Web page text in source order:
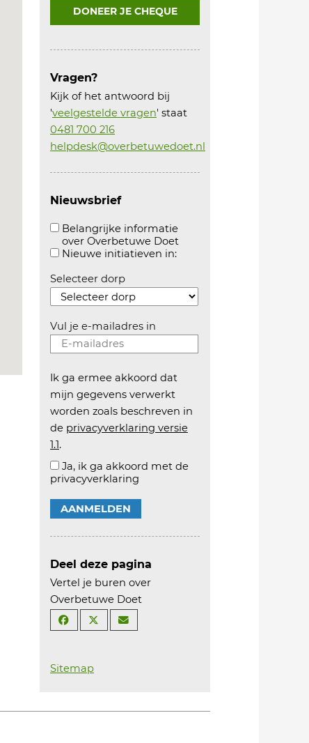
DONEER JE CHEQUE
Vragen?
Kijk of het antwoord bij
'veelgestelde vragen' staat
0481 700 216
helpdesk@overbetuwedoet.nl
Nieuwsbrief
Belangrijke informatie
over Overbetuwe Doet
Aanvinken om belangrijke informatie over
Nieuwe initiatieven in:Aanvinken om
Selecteer dorp
Vul je e-mailadres in
Ik ga ermee akkoord dat
mijn gegevens verwerkt
worden zoals beschreven in
de privacyverklaring versie
1.1.
Ja, ik ga akkoord met de
privacyverklaring
AANMELDEN
Deel deze pagina
Vertel je buren over
Overbetuwe Doet
Sitemap